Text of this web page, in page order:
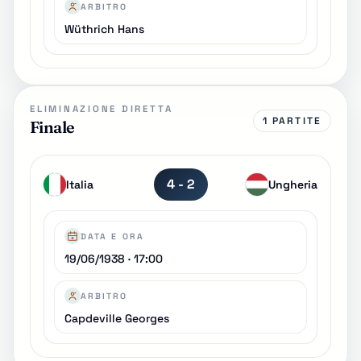
ARBITRO
Wüthrich Hans
ELIMINAZIONE DIRETTA
Finale 1 PARTITE
Italia 4 - 2 Ungheria
DATA E ORA
19/06/1938 · 17:00
ARBITRO
Capdeville Georges